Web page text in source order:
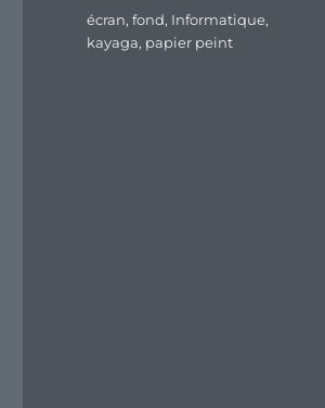
Étiquettes
écran,fond, Informatique,
kayaga, papier peint